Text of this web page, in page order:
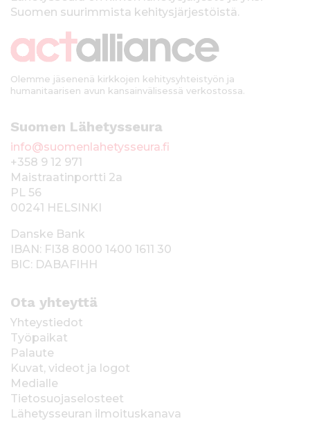
Suomen suurimmista kehitysjärjestöistä.
Olemme jäsenenä kirkkojen kehitysyhteistyön ja
humanitaarisen avun kansainvälisessä verkostossa.
Suomen Lähetysseura
info@suomenlahetysseura.fi
+358 9 12 971
Maistraatinportti 2a
PL 56
00241 HELSINKI
Danske Bank
IBAN: FI38 8000 1400 1611 30
BIC: DABAFIHH
Ota yhteyttä
Yhteystiedot
Työpaikat
Palaute
Kuvat, videot ja logot
Medialle
Tietosuojaselosteet
Lähetysseuran ilmoituskanava